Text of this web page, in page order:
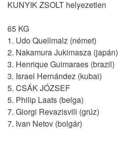
KUNYIK ZSOLT helyezetlen
65 KG
1. Udo Quellmalz (német)
2. Nakamura Jukimasza (japán)
3. Henrique Guimaraes (brazil)
3. Israel Hernández (kubai)
5. CSÁK JÓZSEF
5. Philip Laats (belga)
7. Giorgi Revazisvili (grúz)
7. Ivan Netov (bolgár)